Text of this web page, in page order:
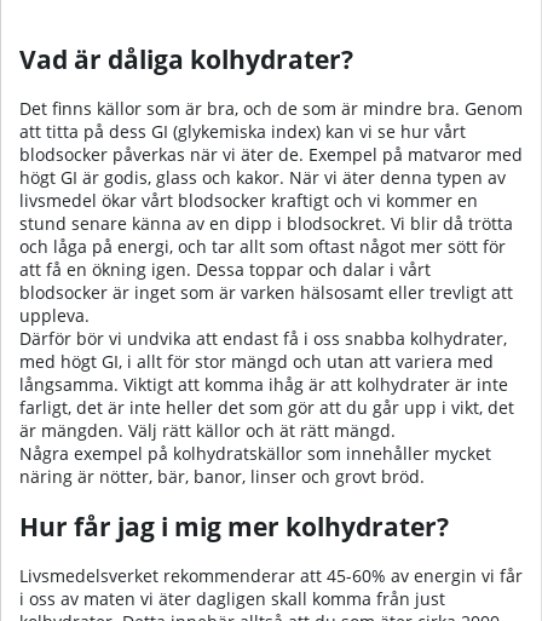
Vad är dåliga kolhydrater?
Det finns källor som är bra, och de som är mindre bra. Genom
att titta på dess GI (glykemiska index) kan vi se hur vårt
blodsocker påverkas när vi äter de. Exempel på matvaror med
högt GI är godis, glass och kakor. När vi äter denna typen av
livsmedel ökar vårt blodsocker kraftigt och vi kommer en
stund senare känna av en dipp i blodsockret. Vi blir då trötta
och låga på energi, och tar allt som oftast något mer sött för
att få en ökning igen. Dessa toppar och dalar i vårt
blodsocker är inget som är varken hälsosamt eller trevligt att
uppleva.
Därför bör vi undvika att endast få i oss snabba kolhydrater,
med högt GI, i allt för stor mängd och utan att variera med
långsamma. Viktigt att komma ihåg är att kolhydrater är inte
farligt, det är inte heller det som gör att du går upp i vikt, det
är mängden. Välj rätt källor och ät rätt mängd.
Några exempel på kolhydratskällor som innehåller mycket
näring är nötter, bär, banor, linser och grovt bröd.
Hur får jag i mig mer kolhydrater?
Livsmedelsverket rekommenderar att 45-60% av energin vi får
i oss av maten vi äter dagligen skall komma från just